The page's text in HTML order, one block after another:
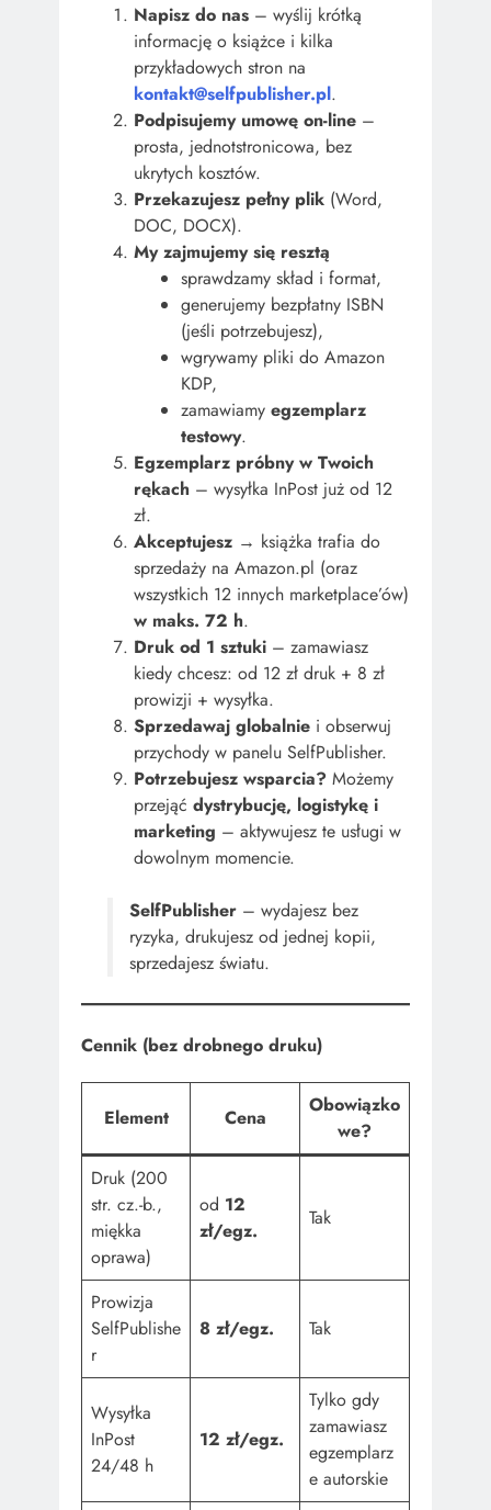
Napisz do nas – wyślij krótką
informację o książce i kilka
przykładowych stron na
kontakt@selfpublisher.pl.
Podpisujemy umowę on-line –
prosta, jednotstronicowa, bez
ukrytych kosztów.
Przekazujesz pełny plik (Word,
DOC, DOCX).
My zajmujemy się resztą
sprawdzamy skład i format,
generujemy bezpłatny ISBN
(jeśli potrzebujesz),
wgrywamy pliki do Amazon
KDP,
zamawiamyegzemplarz
testowy.
Egzemplarz próbny w Twoich
rękach – wysyłka InPost już od 12
zł.
Akceptujesz → książka trafia do
sprzedaży na Amazon.pl (oraz
wszystkich 12 innych marketplace’ów)
w maks. 72 h.
Druk od 1 sztuki – zamawiasz
kiedy chcesz: od 12 zł druk + 8 zł
prowizji + wysyłka.
Sprzedawaj globalnie i obserwuj
przychody w panelu SelfPublisher.
Potrzebujesz wsparcia? Możemy
przejąć dystrybucję, logistykę i
marketing – aktywujesz te usługi w
dowolnym momencie.
SelfPublisher – wydajesz bez
ryzyka, drukujesz od jednej kopii,
sprzedajesz światu.
Cennik (bez drobnego druku)
Element Cena
Obowiązko
we?
Druk (200
str. cz.-b.,
miękka
oprawa)
od 12
zł/egz.
Tak
Prowizja
SelfPublishe
r
8 zł/egz. Tak
Wysyłka
InPost
24/48 h
12 zł/egz.
Tylko gdy
zamawiasz
egzemplarz
e autorskie